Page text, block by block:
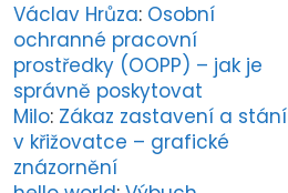
Václav Hrůza: Osobní
ochranné pracovní
prostředky (OOPP) – jak je
správně poskytovat
Milo: Zákaz zastavení a stání
v křižovatce – grafické
znázornění